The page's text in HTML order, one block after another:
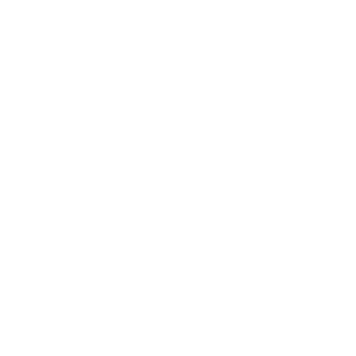
priamo na recepcii hotela. Rozsah a kvalita uvedených služieb